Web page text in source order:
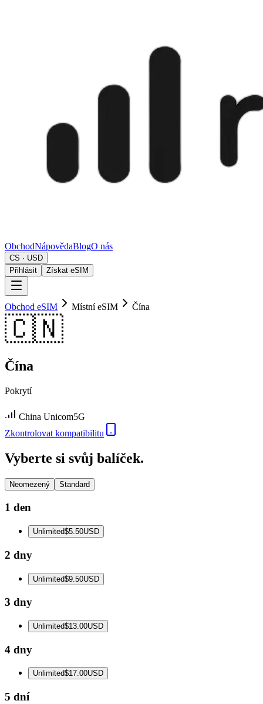
ObchodNápovědaBlogO nás
CS · USD
Přihlásit
Získat eSIM
Obchod eSIM Místní eSIM Čína
🇨🇳
Čína
Pokrytí
China Unicom5G
Zkontrolovat kompatibilitu
Vyberte si svůj balíček.
Neomezený Standard
1 den
Unlimited$5.50USD
2 dny
Unlimited$9.50USD
3 dny
Unlimited$13.00USD
4 dny
Unlimited$17.00USD
5 dní